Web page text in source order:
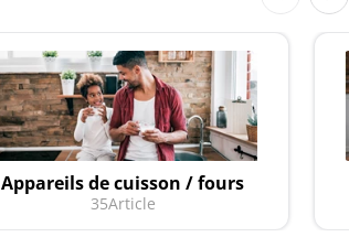
Appareils de cuisson / fours
35Article